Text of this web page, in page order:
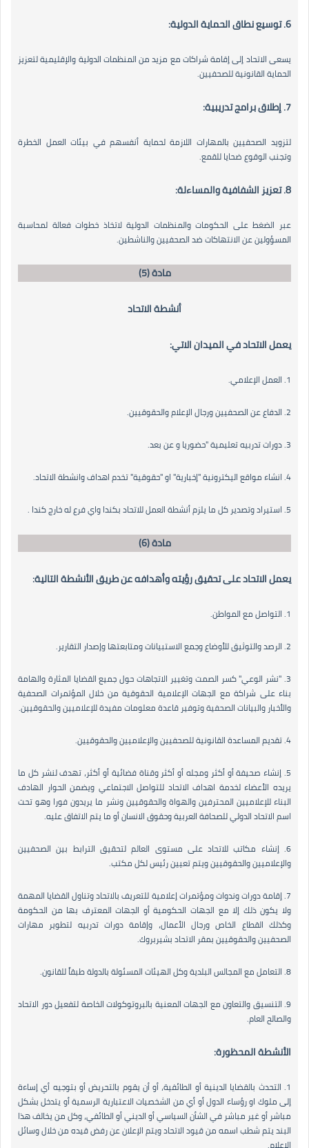
6. توسيع نطاق الحماية الدولية:
يسعى الاتحاد إلى إقامة شراكات مع مزيد من المنظمات الدولية والإقليمية لتعزيز
الحماية القانونية للصحفيين.
7. إطلاق برامج تدريبية:
لتزويد الصحفيين بالمهارات اللازمة لحماية أنفسهم في بيئات العمل الخطرة
وتجنب الوقوع ضحايا للقمع.
8. تعزيز الشفافية والمساءلة:
عبر الضغط على الحكومات والمنظمات الدولية لاتخاذ خطوات فعالة لمحاسبة
المسؤولين عن الانتهاكات ضد الصحفيين والناشطين.
مادة (5)
أنشطة الاتحاد
يعمل الاتحاد في الميدان الاتي:
1. العمل الإعلامي.
2. الدفاع عن الصحفيين ورجال الإعلام والحقوقيين.
3. دورات تدربيه تعليمية "حضوريا و عن بعد.
4. انشاء مواقع اليكترونية "إخبارية" او "حقوقية" تخدم اهداف وانشطة الاتحاد.
5. استيراد وتصدير كل ما يلزم أنشطة العمل للاتحاد بكندا واي فرع له خارج كندا .
مادة (6)
يعمل الاتحاد على تحقيق رؤيته وأهدافه عن طريق الأنشطة التالية:
1. التواصل مع المواطن.
2. الرصد والتوثيق للأوضاع وجمع الاستبيانات ومتابعتها وإصدار التقارير.
3. "نشر الوعي" كسر الصمت وتغيير الاتجاهات حول جميع القضايا المثارة والهامة
بناء على شراكة مع الجهات الإعلامية الحقوقية من خلال المؤتمرات الصحفية
والأخبار والبيانات الصحفية وتوفير قاعدة معلومات مفيدة للإعلاميين والحقوقيين.
4. تقديم المساعدة القانونية للصحفيين والإعلاميين والحقوقيين.
5. إنشاء صحيفة أو أكثر ومجله أو أكثر وقناة فضائية أو أكثر، تهدف لنشر كل ما
يريده الأعضاء لخدمة اهداف الاتحاد للتواصل الاجتماعي ويضمن الحوار الهادف
البناء للإعلاميين المحترفين والهواة والحقوقيين ونشر ما يريدون فورا وهو تحت
اسم الاتحاد الدولي للصحافة العربية وحقوق الانسان أو ما يتم الاتفاق عليه.
6. إنشاء مكاتب للاتحاد على مستوى العالم لتحقيق الترابط بين الصحفيين
والإعلاميين والحقوقيين ويتم تعيين رئيس لكل مكتب.
7. إقامة دورات وندوات ومؤتمرات إعلامية للتعريف بالاتحاد وتناول القضايا المهمة
ولا يكون ذلك إلا مع الجهات الحكومية أو الجهات المعترف بها من الحكومة
وكذلك القطاع الخاص ورجال الأعمال، وإقامة دورات تدربيه لتطوير مهارات
الصحفيين والحقوقيين بمقر الاتحاد بشيربروك.
8. التعامل مع المجالس البلدية وكل الهيئات المسئولة بالدولة طبقاً للقانون.
9. التنسيق والتعاون مع الجهات المعنية بالبروتوكولات الخاصة لتفعيل دور الاتحاد
والصالح العام.
الأنشطة المحظورة:
1. التحدث بالقضايا الدينية أو الطائفية، أو أن يقوم بالتحريض أو بتوجيه أي إساءة
إلى ملوك او رؤساء الدول أو أي من الشخصيات الاعتبارية الرسمية أو يتدخل بشكل
مباشر أو غير مباشر في الشأن السياسي أو الديني أو الطائفي، وكل من يخالف هذا
البند يتم شطب اسمه من قيود الاتحاد ويتم الإعلان عن رفض قيده من خلال وسائل